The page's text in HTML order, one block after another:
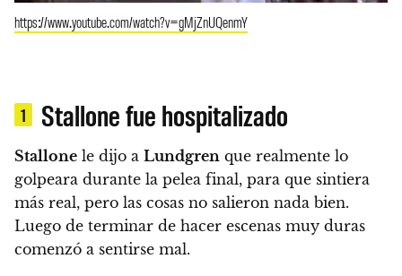
https://www.youtube.com/watch?v=gMjZnUQenmY
1 Stallone fue hospitalizado
Stallone le dijo a Lundgren que realmente lo
golpeara durante la pelea final, para que sintiera
más real, pero las cosas no salieron nada bien.
Luego de terminar de hacer escenas muy duras
comenzó a sentirse mal.